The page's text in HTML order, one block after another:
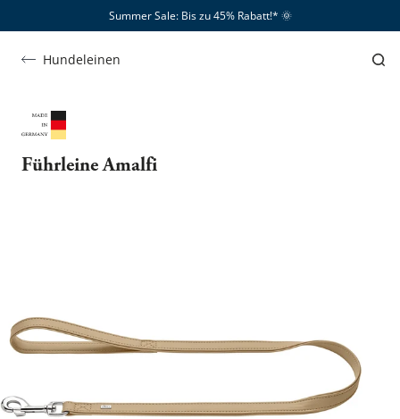
Summer Sale: Bis zu 45% Rabatt!*​ 🌞
Hundeleinen
Führleine Amalfi